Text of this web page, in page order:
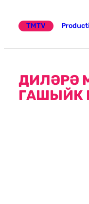
TMTV
ДИЛӘРӘ
ГАШЫЙК